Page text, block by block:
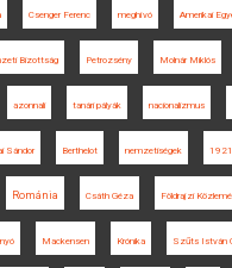
Csenger Ferenc meghívó Amerikai
Bizottság Petrozsény Molnár Miklós
azonnali tanári pályák nacionalizmus
Sándor Berthelot nemzetiségek 1921
Románia Csáth Géza Földrajzi
Mackensen Krónika Szűts István